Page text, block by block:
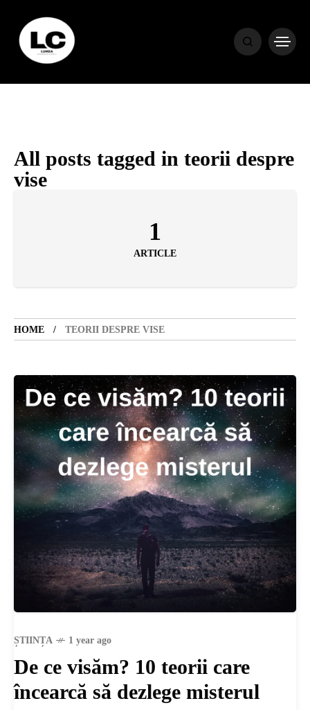
All posts tagged in teorii despre
vise
1
ARTICLE
HOME TEORII DESPRE VISE
ȘTIINȚA 1 year ago
De ce visăm? 10 teorii care
încearcă să dezlege misterul
HOME
HOROSCOP
ENGLISH
CONTENT
SANATATE
SI
INGRIJIRE
ISTORIE
NATURĂ
STIRI
ȘTIINȚA
ANIMALE